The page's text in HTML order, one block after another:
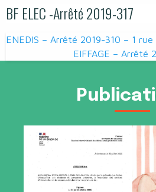
BF ELEC -Arrêté 2019-317
Navigation
de
ENEDIS – Arrêté 2019-310 – 1 rue
EIFFAGE – Arrêté